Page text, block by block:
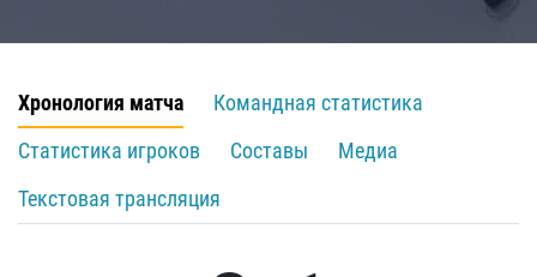
Хронология матча
Командная статистика
Статистика игроков
Составы
Медиа
Текстовая трансляция